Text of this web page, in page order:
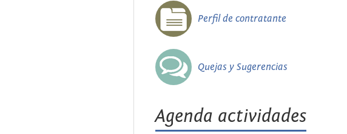
Perfil de contratante
Quejas y Sugerencias
Agenda actividades